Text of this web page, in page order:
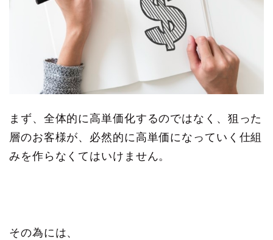
まず、全体的に高単価化するのではなく、狙った
層のお客様が、必然的に高単価になっていく仕組
みを作らなくてはいけません。
その為には、